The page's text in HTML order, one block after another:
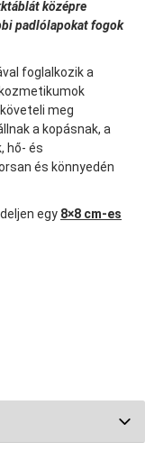
középre
padlólapokat fogok
foglalkozik a
meg
a kopásnak, a
hő- és
és könnyedén
egy 8×8 cm-es